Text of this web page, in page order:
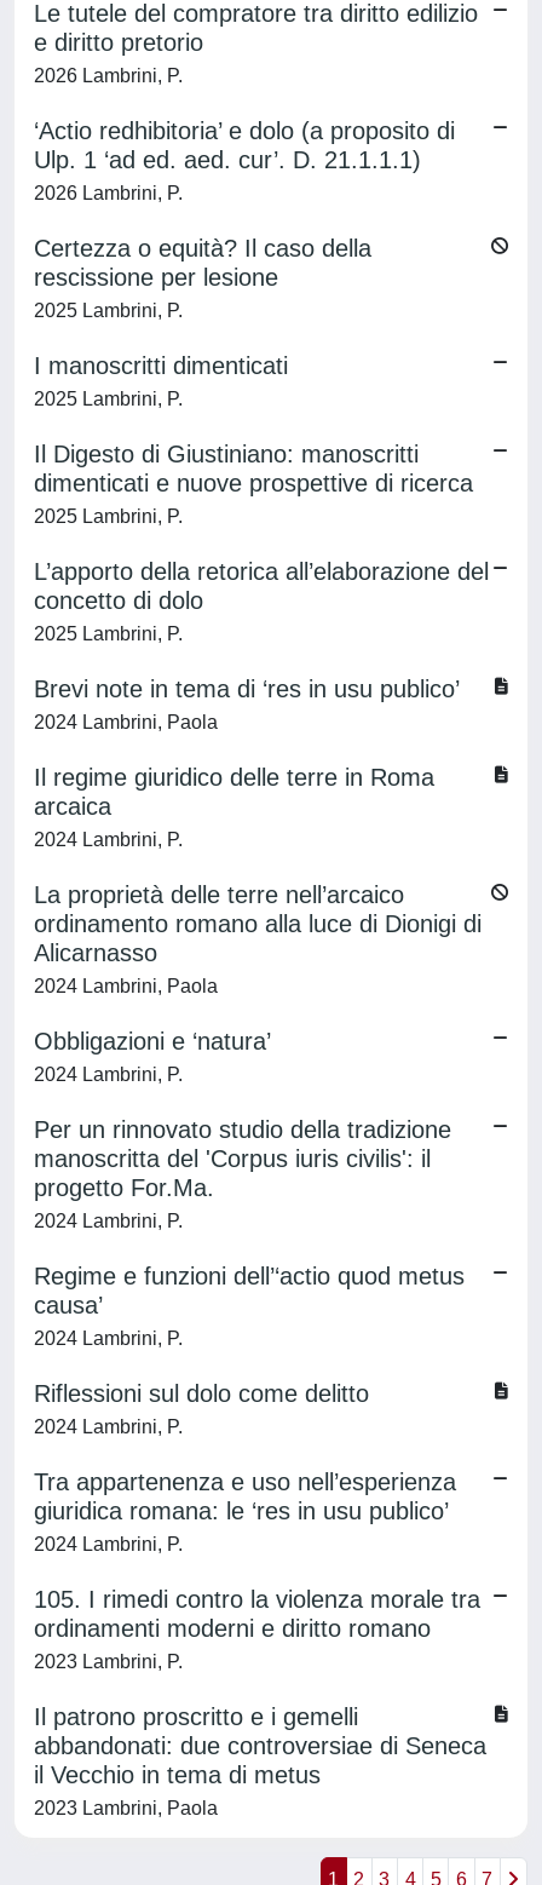
Le tutele del compratore tra diritto edilizio
e diritto pretorio
2026 Lambrini, P.
‘Actio redhibitoria’ e dolo (a proposito di
Ulp. 1 ‘ad ed. aed. cur’. D. 21.1.1.1)
2026 Lambrini, P.
Certezza o equità? Il caso della
rescissione per lesione
2025 Lambrini, P.
I manoscritti dimenticati
2025 Lambrini, P.
Il Digesto di Giustiniano: manoscritti
dimenticati e nuove prospettive di ricerca
2025 Lambrini, P.
L’apporto della retorica all’elaborazione del
concetto di dolo
2025 Lambrini, P.
Brevi note in tema di ‘res in usu publico’
2024 Lambrini, Paola
Il regime giuridico delle terre in Roma
arcaica
2024 Lambrini, P.
La proprietà delle terre nell’arcaico
ordinamento romano alla luce di Dionigi di
Alicarnasso
2024 Lambrini, Paola
Obbligazioni e ‘natura’
2024 Lambrini, P.
Per un rinnovato studio della tradizione
manoscritta del 'Corpus iuris civilis': il
progetto For.Ma.
2024 Lambrini, P.
Regime e funzioni dell’‘actio quod metus
causa’
2024 Lambrini, P.
Riflessioni sul dolo come delitto
2024 Lambrini, P.
Tra appartenenza e uso nell’esperienza
giuridica romana: le ‘res in usu publico’
2024 Lambrini, P.
105. I rimedi contro la violenza morale tra
ordinamenti moderni e diritto romano
2023 Lambrini, P.
Il patrono proscritto e i gemelli
abbandonati: due controversiae di Seneca
il Vecchio in tema di metus
2023 Lambrini, Paola
1 2 3 4 5 6 7